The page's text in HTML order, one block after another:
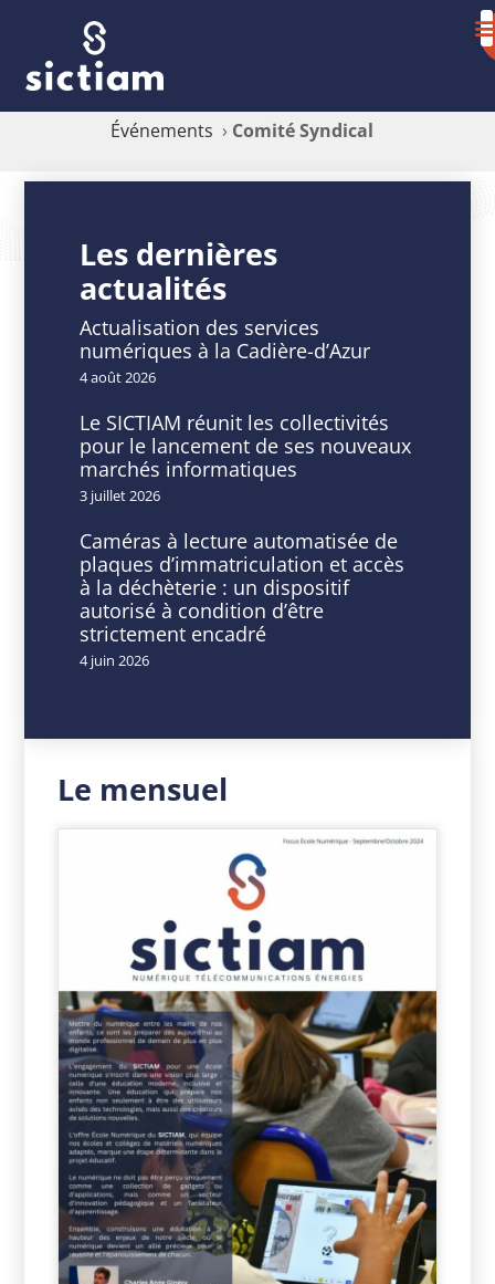
Événements › Comité Syndical
Syndical
DATE
20
2025
Expiré!
HEURE
11
00
min
-
12
00
min
Les dernières
actualités
Actualisation des services
numériques à la Cadière-d’Azur
4 août 2026
Le SICTIAM réunit les collectivités
pour le lancement de ses nouveaux
marchés informatiques
3 juillet 2026
Caméras à lecture automatisée de
plaques d’immatriculation et accès
à la déchèterie : un dispositif
autorisé à condition d’être
strictement encadré
4 juin 2026
Le mensuel